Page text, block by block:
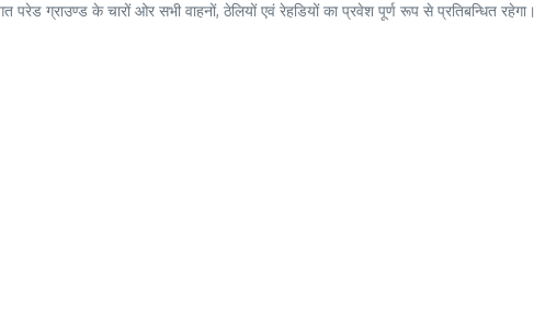
परेड ग्राउण्ड के चारों ओर सभी वाहनों, ठेलियों एवं रेहडियों का प्रवेश पूर्ण रूप से प्रतिबन्धित रहेगा।